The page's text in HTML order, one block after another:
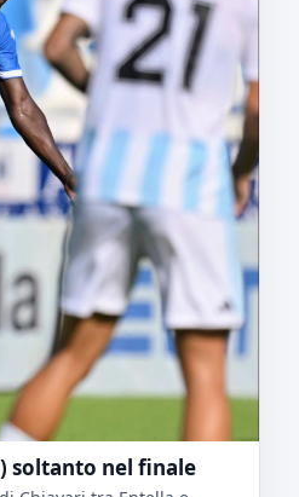
soltanto nel finale